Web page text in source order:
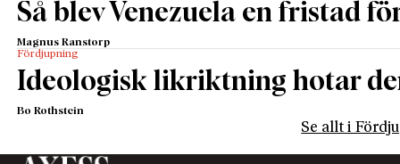
Så blev Venezuela en fristad
Magnus Ranstorp
Fördjupning
Ideologisk likriktning hotar
Bo Rothstein
Se allt i